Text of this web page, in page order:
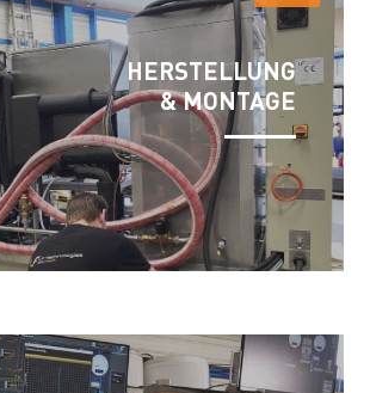
HERSTELLUNG
& MONTAGE